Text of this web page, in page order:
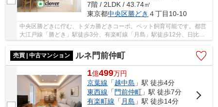
7階 / 2LDK / 43.74㎡
東京都中央区勝どき ４丁目10-10
中央区勝どきに佇む、トダカ勝どきコーポ。ペット飼育可能です。都営
大江戸線「勝どき」駅徒歩3分、有楽町線「月島」駅徒歩12分、日比谷
売買 | 中古マンション
ルネ門前仲町
1億499万円
京葉線 「越中島 」駅 徒歩4分
東西線 「 門前仲町 」駅 徒歩7分
有楽町線 「 月島 」駅 徒歩14分